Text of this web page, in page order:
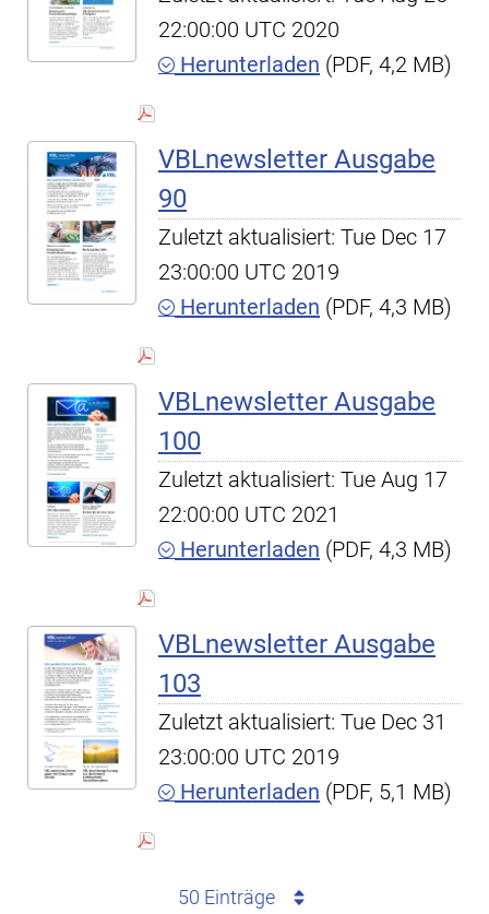
22:00:00 UTC 2020
Herunterladen (PDF, 4,2 MB)
VBLnewsletter Ausgabe
90
Zuletzt aktualisiert: Tue Dec 17
23:00:00 UTC 2019
Herunterladen (PDF, 4,3 MB)
VBLnewsletter Ausgabe
100
Zuletzt aktualisiert: Tue Aug 17
22:00:00 UTC 2021
Herunterladen (PDF, 4,3 MB)
VBLnewsletter Ausgabe
103
Zuletzt aktualisiert: Tue Dec 31
23:00:00 UTC 2019
Herunterladen (PDF, 5,1 MB)
50 Einträge